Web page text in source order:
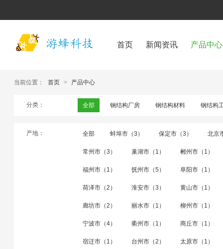
首页 新闻资讯 产品中心
当前位置： 首页 > 产品中心
分类： 全部 钢结构厂房 钢结构材料 钢结构
产地： 全部 蚌埠市（3） 保定市（3） 北京
常州市（3） 巢湖市（1） 郴州市（1）
福州市（1） 抚州市（5） 阜阳市（1）
荷泽市（2） 淮安市（3） 黄山市（1）
廊坊市（2） 丽水市（1） 柳州市（1）
宁波市（4） 衢州市（1） 商丘市（1）
宿迁市（1） 台州市（2） 太原市（1）